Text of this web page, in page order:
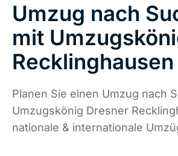
Umzug nach
mit
Recklinghausen
Planen Sie einen Umzug nach
Umzugskönig Dresner
nationale & internationale